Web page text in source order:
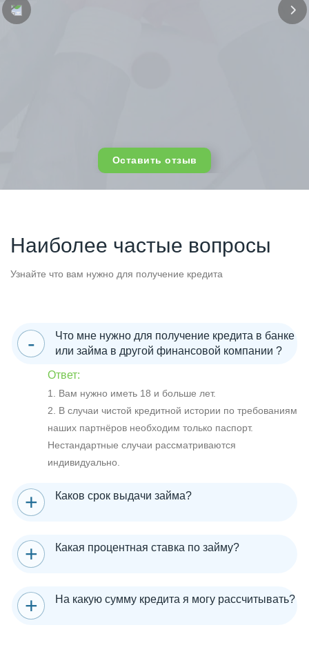
Оставить отзыв
Наиболее частые вопросы
Узнайте что вам нужно для получение кредита
Что мне нужно для получение кредита в банке
или займа в другой финансовой компании ?
Ответ:
1. Вам нужно иметь 18 и больше лет.
2. В случаи чистой кредитной истории по требованиям
наших партнёров необходим только паспорт.
Нестандартные случаи рассматриваются
индивидуально.
Каков срок выдачи займа?
Какая процентная ставка по займу?
На какую сумму кредита я могу рассчитывать?